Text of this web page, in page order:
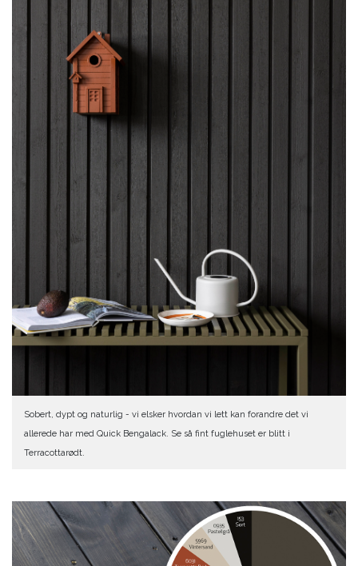
Sobert, dypt og naturlig - vi elsker hvordan vi lett kan forandre det vi
allerede har med Quick Bengalack. Se så fint fuglehuset er blitt i
Terracottarødt.